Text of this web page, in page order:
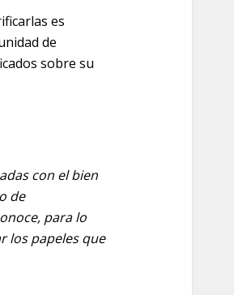
es
de
sobre su
con el bien
de
para lo
los papeles que